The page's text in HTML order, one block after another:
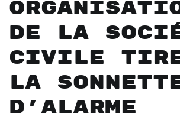
de la
civile
la
d’alarme